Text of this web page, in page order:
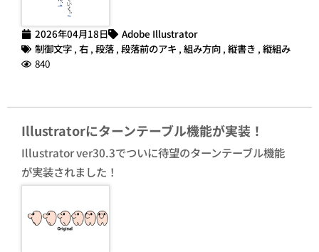
2026年04月18日
Adobe Illustrator
制御文字 , 右 , 段落 , 段落前のアキ , 組み方向 , 縦書き , 縦組み
840
Illustratorにターンテーブル機能が実装！
Illustrator ver30.3でついに待望のターンテーブル機能
が実装されました！